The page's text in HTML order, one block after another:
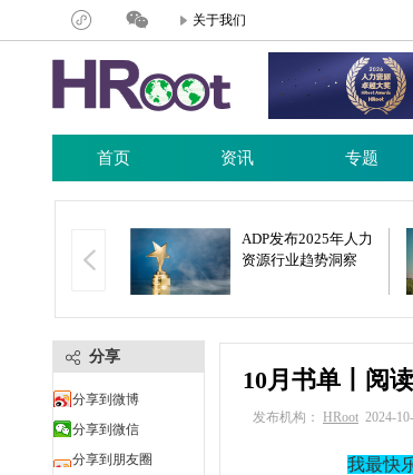
关于我们
首页 资讯 专题
活动周暨东莞
ADP发布2025年人力
资源行业趋势洞察
分享
分享到微博
分享到微信
分享到朋友圈
10月书单丨阅
发布机构： HRoot 2024-
我最快